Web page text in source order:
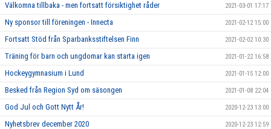
Välkomna tillbaka - men fortsatt försiktighet råder 2021-03-01 17:17
Ny sponsor till föreningen - Innecta 2021-02-12 15:00
Fortsatt Stöd från Sparbanksstiftelsen Finn 2021-02-02 10:30
Träning för barn och ungdomar kan starta igen 2021-01-22 16:58
Hockeygymnasium i Lund 2021-01-15 12:00
Besked från Region Syd om säsongen 2021-01-08 22:04
God Jul och Gott Nytt År! 2020-12-23 13:00
Nyhetsbrev december 2020 2020-12-23 12:59